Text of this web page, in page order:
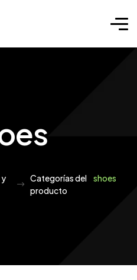
y
Categorías del
producto
shoes